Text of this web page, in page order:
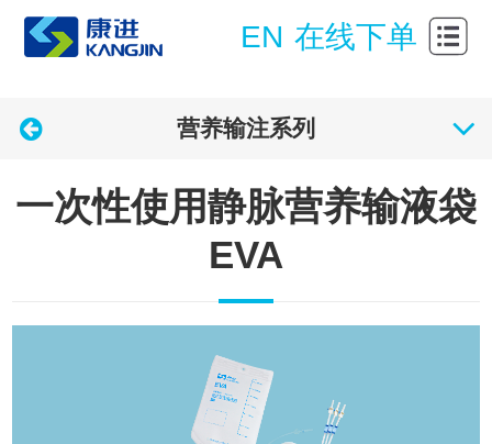
在线下单
EN
站首
关
发中
产
们
作伙
关
营养输注系列
一次性使用静脉营养输液袋
EVA